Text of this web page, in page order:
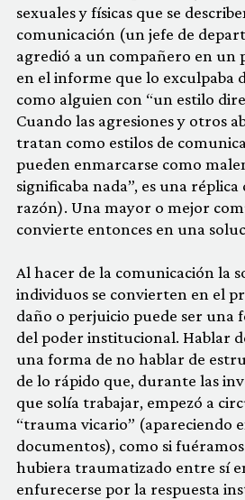
sexuales y físicas que se
comunicación (un jefe de
agredió a un compañero en un
en el informe que lo exculpaba
como alguien con “un estilo
Cuando las agresiones y otros
tratan como estilos de
pueden enmarcarse como
significaba nada”, es una
razón). Una mayor o mejor
convierte entonces en una
Al hacer de la comunicación la
individuos se convierten en el
daño o perjuicio puede ser una
del poder institucional. Hablar
una forma de no hablar de
de lo rápido que, durante las
que solía trabajar, empezó a
“trauma vicario” (apareciendo
documentos), como si
hubiera traumatizado entre sí
enfurecerse por la respuesta